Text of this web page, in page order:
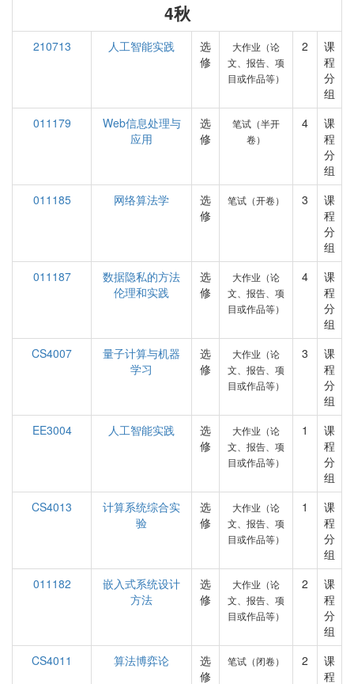
4秋
210713 人工智能实践
选
修
大作业（论
文、报告、项
目或作品等）
2
课
程
分
组
011179
Web信息处理与
应用
选
修
笔试（半开
卷）
4
课
程
分
组
011185
网络算法学
选
修
笔试（开卷） 3
课
程
分
组
011187
数据隐私的方法
伦理和实践
选
修
大作业（论
文、报告、项
目或作品等）
4
课
程
分
组
CS4007
量子计算与机器
学习
选
修
大作业（论
文、报告、项
目或作品等）
3
课
程
分
组
EE3004
人工智能实践
选
修
大作业（论
文、报告、项
目或作品等）
1
课
程
分
组
CS4013
计算系统综合实
验
选
修
大作业（论
文、报告、项
目或作品等）
1
课
程
分
组
011182
嵌入式系统设计
方法
选
修
大作业（论
文、报告、项
目或作品等）
2
课
程
分
组
CS4011
算法博弈论
选
修
笔试（闭卷） 2
课
程